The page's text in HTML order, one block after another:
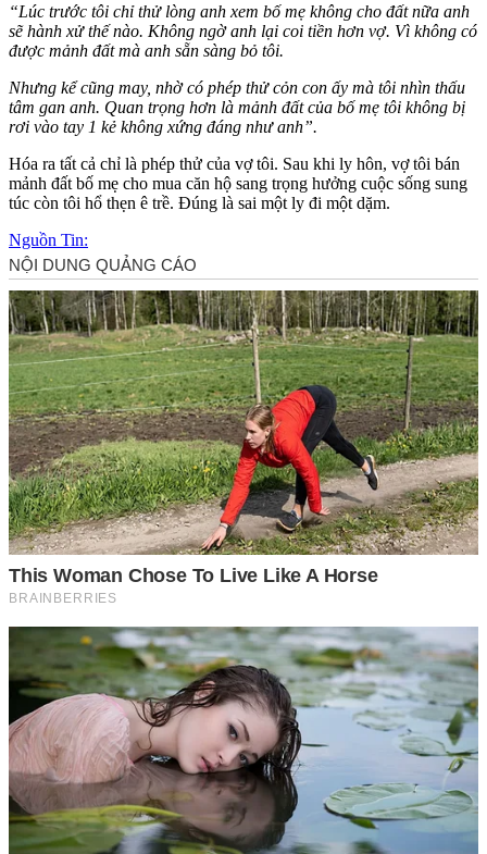
“Lúc trước tôi chỉ thử lòng anh xem bố mẹ không cho đất nữa anh
sẽ hành xử thế nào. Không ngờ anh lại coi tiền hơn vợ. Vì không có
được mảnh đất mà anh sẵn sàng bỏ tôi.
Nhưng kể cũng may, nhờ có phép thử cỏn con ấy mà tôi nhìn thấu
tâm gan anh. Quan trọng hơn là mảnh đất của bố mẹ tôi không bị
rơi vào tay 1 kẻ không xứng đáng như anh”.
Hóa ra tất cả chỉ là phép thử của vợ tôi. Sau khi ly hôn, vợ tôi bán
mảnh đất bố mẹ cho mua căn hộ sang trọng hưởng cuộc sống sung
túc còn tôi hổ thẹn ê trề. Đúng là sai một ly đi một dặm.
Nguồn Tin: